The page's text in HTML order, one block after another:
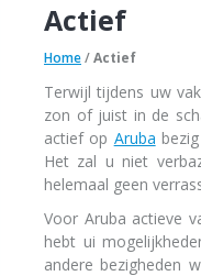
Actief
Home/Actief
Terwijl tijdens uw
zon of juist in de
actief op Aruba
Het zal u niet
helemaal geen
Voor Aruba actieve
hebt ui
andere bezigheden